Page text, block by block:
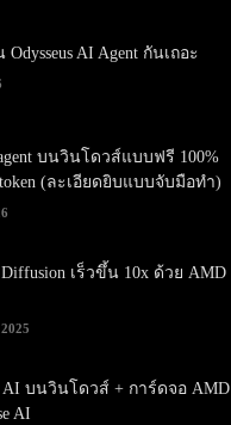
AI Agent กันเถอะ
บนวินโดวส์แบบฟรี 100%
(ละเอียดยิบแบบจับมือทำ)
เร็วขึ้น 10x ด้วย AMD
บนวินโดวส์ + การ์ดจอ AMD
AI